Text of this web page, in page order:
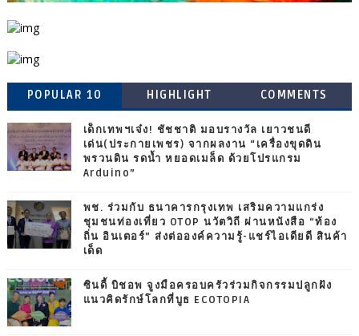
POPULAR 10 HIGHLIGHT COMMENTS
เด็กเทพฯเจ๋ง! ชัชชาติ มอบรางวัล เยาวชนดี
เด่น(ประกายเพชร) จากผลงาน “เครื่องขุดดิน
พรวนดิน รดน้ำ หยอดเมล็ด ด้วยโปรแกรม
Arduino”
พช. ร่วมกับ ธนาคารกรุงเทพ เสริมความแกร่ง
ชุมชนท่องเที่ยว OTOP นวัตวิถี ผ่านหนังสือ “ท้อง
ถิ่น อินเตอร์” ส่งต่อองค์ความรู้-แชร์ไอเดียดี สินค้า
เด็ด
ซินดี้ บิชอพ จูงมือครอบครัวร่วมกิจกรรมปลูกฝัง
แนวคิดรักษ์โลกที่บูธ ECOTOPIA